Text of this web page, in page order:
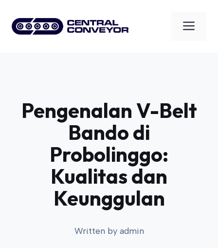
content
Pengenalan V-Belt
Bando di
Probolinggo:
Kualitas dan
Keunggulan
Written by admin